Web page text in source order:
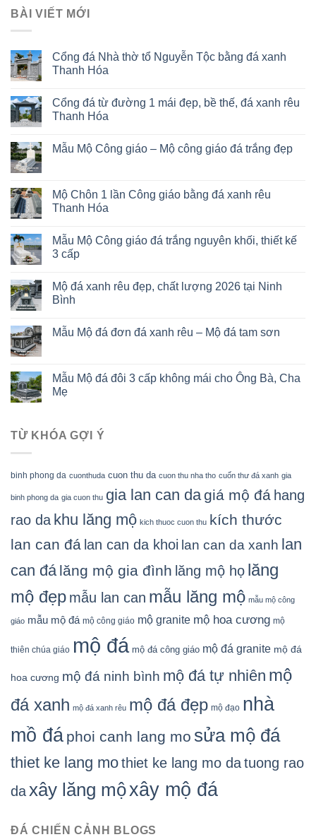
BÀI VIẾT MỚI
Cổng đá Nhà thờ tổ Nguyễn Tộc bằng đá xanh
Thanh Hóa
Cổng đá từ đường 1 mái đẹp, bề thế, đá xanh rêu
Thanh Hóa
Mẫu Mộ Công giáo – Mộ công giáo đá trắng đẹp
Mộ Chôn 1 lần Công giáo bằng đá xanh rêu
Thanh Hóa
Mẫu Mộ Công giáo đá trắng nguyên khối, thiết kế
3 cấp
Mộ đá xanh rêu đẹp, chất lượng 2026 tại Ninh
Bình
Mẫu Mộ đá đơn đá xanh rêu – Mộ đá tam sơn
Mẫu Mộ đá đôi 3 cấp không mái cho Ông Bà, Cha
Mẹ
TỪ KHÓA GỢI Ý
binh phong da cuonthuda cuon thu da cuon thu nha tho cuốn thư đá xanh gia
binh phong da gia cuon thu gia lan can dagiá mộ đá hang
rao da khu lăng mộ kich thuoc cuon thu kích thước
lan can đá lan can da khoi lan can da xanh lan
can đá lăng mộ gia đình lăng mộ họ lăng
mộ đẹp mẫu lan can mẫu lăng mộ mẫu mộ công
giáo mẫu mộ đá mộ công giáo mộ granite mộ hoa cương mộ
thiên chúa giáo mộ đá mộ đá công giáo mộ đá granite mộ đá
hoa cương mộ đá ninh bình mộ đá tự nhiên mộ
đá xanh mộ đá xanh rêu mộ đá đẹp mộ đạo nhà
mồ đá phoi canh lang mo sửa mộ đá
thiet ke lang mothiet ke lang mo datuong rao
daxây lăng mộxây mộ đá
ĐÁ CHIẾN CẢNH BLOGS